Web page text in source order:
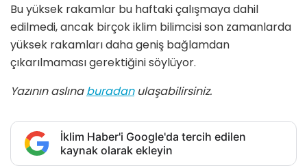
Bu yüksek rakamlar bu haftaki çalışmaya dahil
edilmedi, ancak birçok iklim bilimcisi son zamanlarda
yüksek rakamları daha geniş bağlamdan
çıkarılmaması gerektiğini söylüyor.
Yazının aslınaburadanulaşabilirsiniz.
İklim Haber'i Google'da tercih edilen
kaynak olarak ekleyin